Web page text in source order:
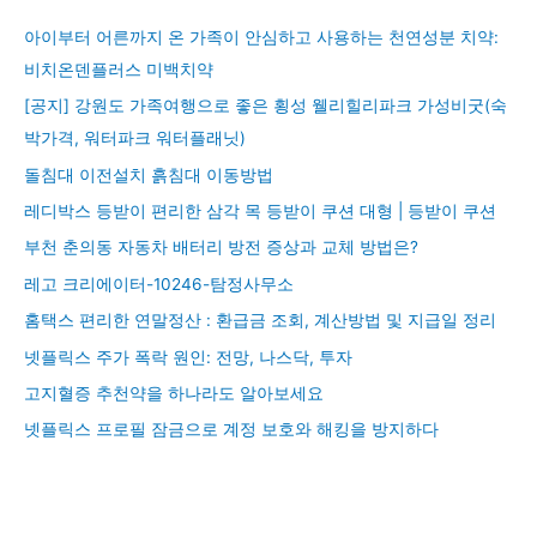
아이부터 어른까지 온 가족이 안심하고 사용하는 천연성분 치약:
비치온덴플러스 미백치약
[공지] 강원도 가족여행으로 좋은 횡성 웰리힐리파크 가성비굿(숙
박가격, 워터파크 워터플래닛)
돌침대 이전설치 흙침대 이동방법
레디박스 등받이 편리한 삼각 목 등받이 쿠션 대형 | 등받이 쿠션
부천 춘의동 자동차 배터리 방전 증상과 교체 방법은?
레고 크리에이터-10246-탐정사무소
홈택스 편리한 연말정산 : 환급금 조회, 계산방법 및 지급일 정리
넷플릭스 주가 폭락 원인: 전망, 나스닥, 투자
고지혈증 추천약을 하나라도 알아보세요
넷플릭스 프로필 잠금으로 계정 보호와 해킹을 방지하다